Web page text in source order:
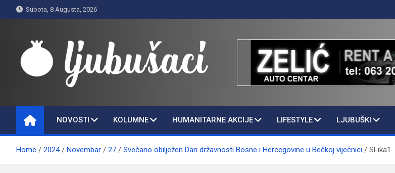
to
Subota, 8 Augusta, 2026
Ljubušaci
NOVOSTI KOLUMNE HUMANITARNE AKCIJE LIFESTYLE LJUBUŠKI
Home 2024 Novembar 27 Svečano obilježen Dan državnosti Bosne i Hercegovine u Bečkoj vijećnici SLika1